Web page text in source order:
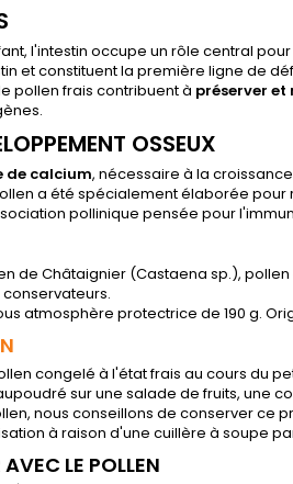
l'intestin occupe un rôle central
et constituent la première ligne de
pollen frais contribuent à préserver
OSSEUX
de calcium, nécessaire à la
a été spécialement élaborée
pollinique pensée pour
de Châtaignier (Castaena sp.),
atmosphère protectrice de 190 g.
congelé à l'état frais au cours du
sur une salade de fruits, une
nous conseillons de conserver ce
à raison d'une cuillère à soupe
AVEC LE POLLEN